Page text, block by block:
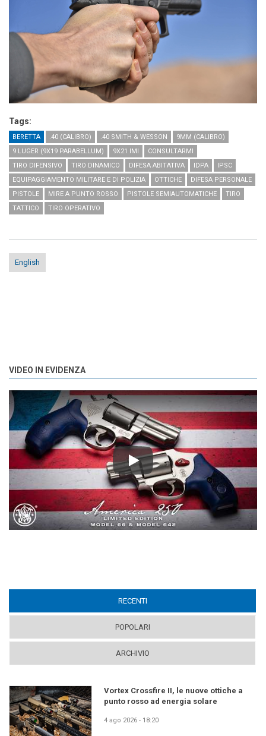
Tags:
BERETTA .40 (CALIBRO) .40 SMITH & WESSON
9MM (CALIBRO)
9 LUGER (9X19 PARABELLUM)
9X21 IMI
CONSULTARMI
TIRO DIFENSIVO
TIRO DINAMICO DIFESA ABITATIVA IDPA
IPSC
EQUIPAGGIAMENTO MILITARE E DI POLIZIA
OTTICHE
DIFESA PERSONALE
PISTOLE
MIRE A PUNTO ROSSO PISTOLE SEMIAUTOMATICHE
TIRO
TATTICO
TIRO OPERATIVO
English
VIDEO IN EVIDENZA
Play
RECENTI
POPOLARI
ARCHIVIO
Vortex Crossfire II, le nuove ottiche a
punto rosso ad energia solare
4 ago 2026 - 18:20